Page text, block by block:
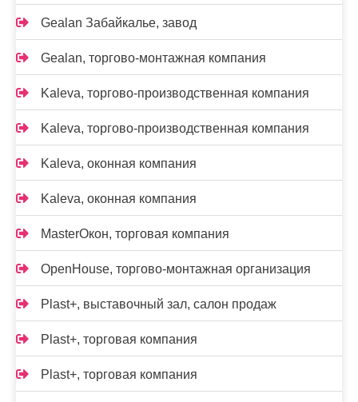
Gealan Забайкалье, завод
Gealan, торгово-монтажная компания
Kaleva, торгово-производственная компания
Kaleva, торгово-производственная компания
Kalevа, оконная компания
Kalevа, оконная компания
MasterОкон, торговая компания
OpenHouse, торгово-монтажная организация
Plast+, выставочный зал, салон продаж
Plast+, торговая компания
Plast+, торговая компания